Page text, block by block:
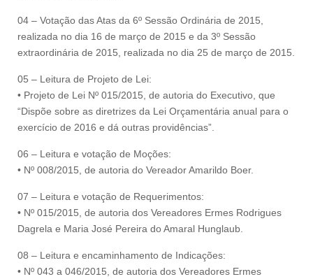
04 – Votação das Atas da 6º Sessão Ordinária de 2015,
realizada no dia 16 de março de 2015 e da 3º Sessão
extraordinária de 2015, realizada no dia 25 de março de 2015.
05 – Leitura de Projeto de Lei:
• Projeto de Lei Nº 015/2015, de autoria do Executivo, que
“Dispõe sobre as diretrizes da Lei Orçamentária anual para o
exercício de 2016 e dá outras providências”.
06 – Leitura e votação de Moções:
• Nº 008/2015, de autoria do Vereador Amarildo Boer.
07 – Leitura e votação de Requerimentos:
• Nº 015/2015, de autoria dos Vereadores Ermes Rodrigues
Dagrela e Maria José Pereira do Amaral Hunglaub.
08 – Leitura e encaminhamento de Indicações:
• Nº 043 a 046/2015, de autoria dos Vereadores Ermes